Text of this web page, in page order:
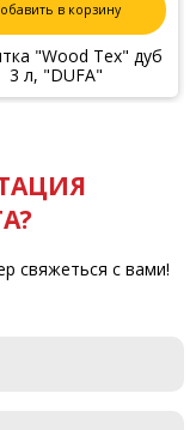
в корзину
"Wood Tex" дуб
3 л, "DUFA"
свяжеться с вами!